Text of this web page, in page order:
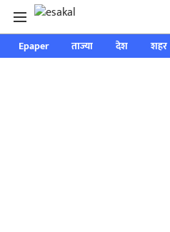
Epaper ताज्या देश शहर